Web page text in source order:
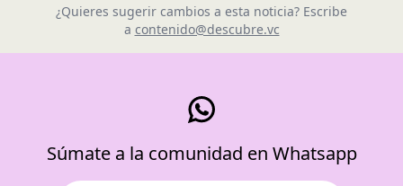
¿Quieres sugerir cambios a esta noticia? Escribe
a contenido@descubre.vc
Súmate a la comunidad en Whatsapp